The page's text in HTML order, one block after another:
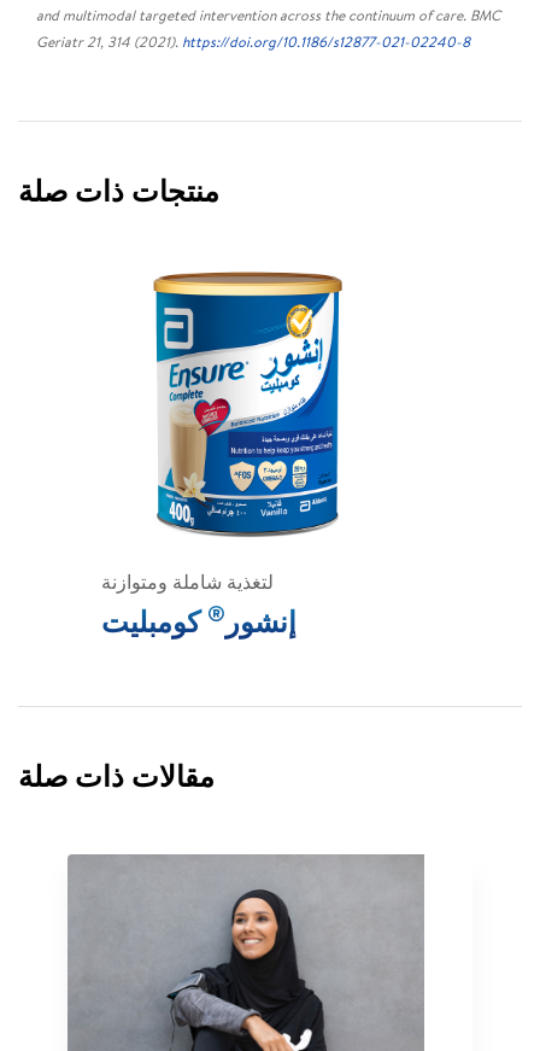
and multimodal targeted intervention across the continuum of care. BMC
Geriatr 21, 314 (2021). https://doi.org/10.1186/s12877-021-02240-8
منتجات ذات صلة
لتغذية شاملة ومتوازنة
إنشور ® كومبليت
مقالات ذات صلة